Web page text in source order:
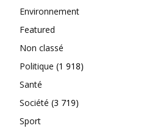
Environnement
Featured
Non classé
Politique (1 918)
Santé
Société (3 719)
Sport